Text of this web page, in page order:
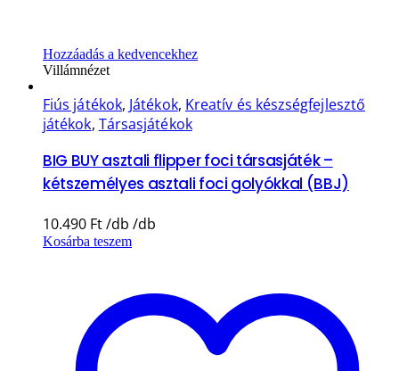
Hozzáadás a kedvencekhez
Villámnézet
Fiús játékok, Játékok, Kreatív és készségfejlesztő
játékok, Társasjátékok
BIG BUY asztali flipper foci társasjáték –
kétszemélyes asztali foci golyókkal (BBJ)
10.490 Ft
Kosárba teszem